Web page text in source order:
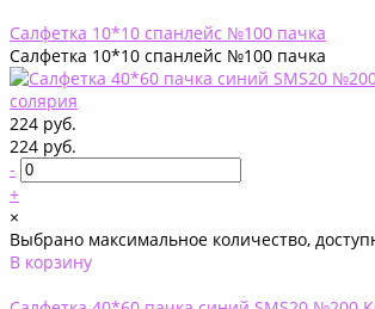
Салфетка 10*10 спанлейс №100 пачка
Салфетка 10*10 спанлейс №100 пачка
224 руб.
224 руб.
-
+
×
Выбрано максимальное количество,
В корзину